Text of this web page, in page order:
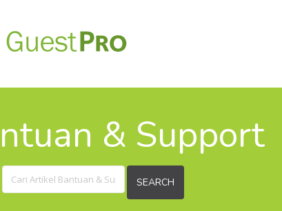
& Support
SEARCH